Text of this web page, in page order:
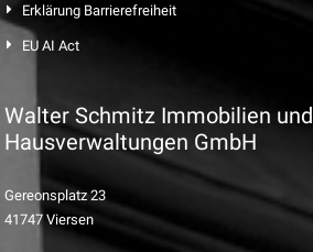
Erklärung Barrierefreiheit
EU AI Act
Walter Schmitz Immobilien und
Hausverwaltungen GmbH
Gereonsplatz 23
41747 Viersen